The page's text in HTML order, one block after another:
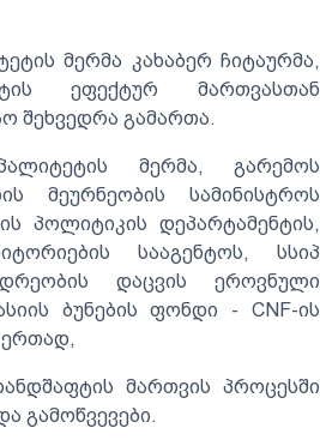
მერმა კახაბერ ჩიტაურმა,
ეფექტურ მართვასთან
შეხვედრა გამართა.
მერმა, გარემოს
მეურნეობის სამინისტროს
პოლიტიკის დეპარტამენტის,
სააგენტოს, სსიპ
დაცვის ეროვნული
ბუნების ფონდი - CNF-ის
მართვის პროცესში
გამოწვევები.